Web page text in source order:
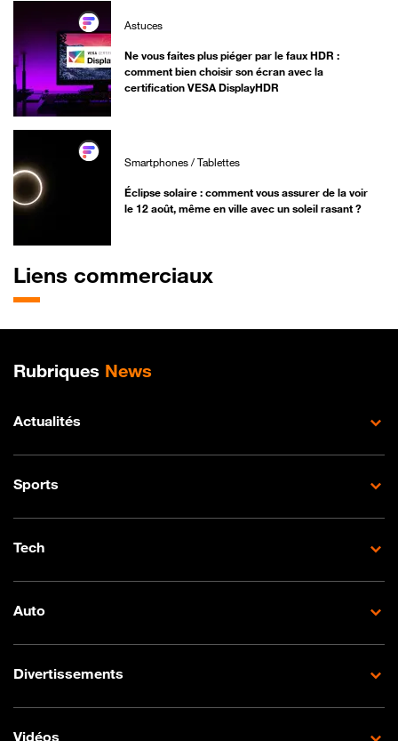
Astuces
Ne vous faites plus piéger par le faux HDR :
comment bien choisir son écran avec la
certification VESA DisplayHDR
Smartphones / Tablettes
Éclipse solaire : comment vous assurer de la voir
le 12 août, même en ville avec un soleil rasant ?
Liens commerciaux
Plan de site
Rubriques News
Actualités
Sports
Tech
Auto
Divertissements
Vidéos